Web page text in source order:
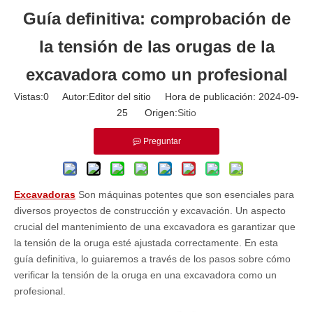
Guía definitiva: comprobación de
la tensión de las orugas de la
excavadora como un profesional
Vistas:0 Autor:Editor del sitio Hora de publicación: 2024-09-
25 Origen:Sitio
Preguntar
Excavadoras Son máquinas potentes que son esenciales para
diversos proyectos de construcción y excavación. Un aspecto
crucial del mantenimiento de una excavadora es garantizar que
la tensión de la oruga esté ajustada correctamente. En esta
guía definitiva, lo guiaremos a través de los pasos sobre cómo
verificar la tensión de la oruga en una excavadora como un
profesional.